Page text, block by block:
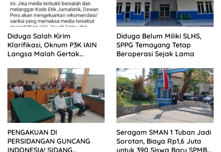
Diduga Salah Kirim
Klarifikasi, Oknum P3K IAIN
Langsa Malah Gertak
Diduga Belum Miliki SLHS,
SPPG Temayang Tetap
Beroperasi Sejak Lama
PENGAKUAN DI
PERSIDANGAN GUNCANG
INDONESIA! SIDANG
Seragam SMAN 1 Tuban Jadi
Sorotan, Biaya Rp1,6 Juta
untuk 390 Siswa Baru SPMB